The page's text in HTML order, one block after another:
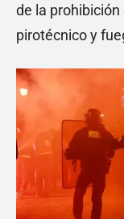
de la
pirotécnico y